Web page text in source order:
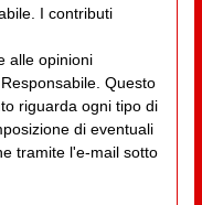
I contributi
alle opinioni
Questo
riguarda ogni tipo di
di eventuali
tramite l'e-mail sotto